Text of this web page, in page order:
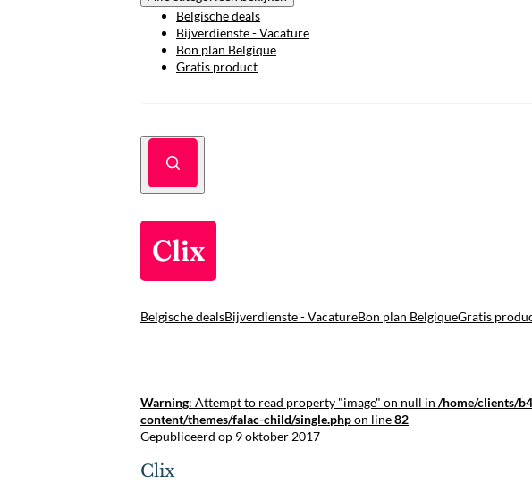
Belgische deals
Bijverdienste - Vacature
Bon plan Belgique
Gratis product
Clix
Belgische dealsBijverdienste - VacatureBon plan BelgiqueGratis
Warning: Attempt to read property "image" on null in /home/clients/
content/themes/falac-child/single.phpon line82
Gepubliceerd op 9 oktober 2017
Clix